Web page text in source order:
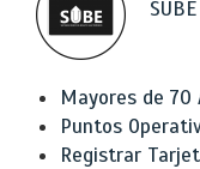
SUBE
Mayores de 70
Puntos
Registrar